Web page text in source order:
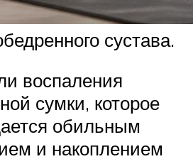
сустава.
воспаления
сумки, которое
обильным
и накоплением